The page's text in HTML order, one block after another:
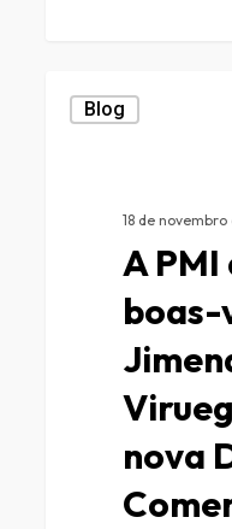
Blog
18 de
A PMI
boas-
nova